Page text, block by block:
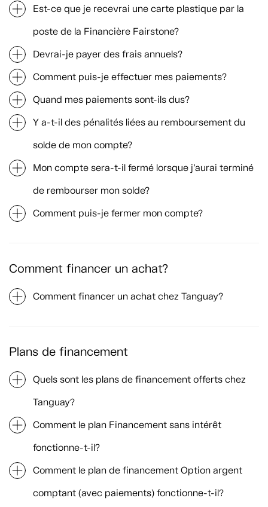
Est-ce que je recevrai une carte plastique par la
poste de la Financière Fairstone?
Devrai-je payer des frais annuels?
Comment puis-je effectuer mes paiements?
Quand mes paiements sont-ils dus?
Y a-t-il des pénalités liées au remboursement du
solde de mon compte?
Mon compte sera-t-il fermé lorsque j’aurai terminé
de rembourser mon solde?
Comment puis-je fermer mon compte?
Comment financer un achat?
Comment financer un achat chez Tanguay?
Plans de financement
Quels sont les plans de financement offerts chez
Tanguay?
Comment le plan Financement sans intérêt
fonctionne-t-il?
Comment le plan de financement Option argent
comptant (avec paiements) fonctionne-t-il?